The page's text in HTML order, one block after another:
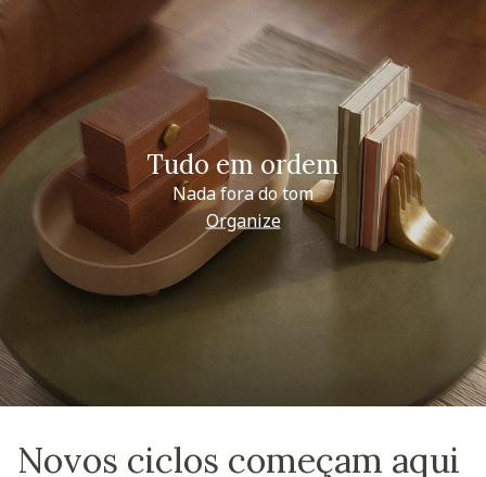
Tudo em ordem
Nada fora do tom
Organize
Novos ciclos começam aqui